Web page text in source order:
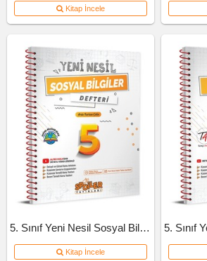
Kitap İncele
5. Sınıf Yeni Nesil Sosyal Bilgiler Defteri
Kitap İncele